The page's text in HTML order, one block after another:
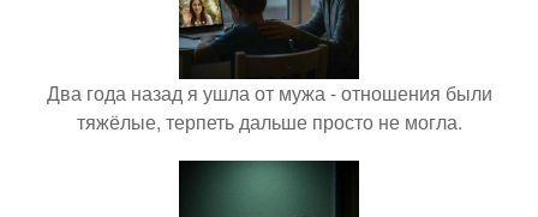
Два года назад я ушла от мужа - отношения были
тяжёлые, терпеть дальше просто не могла.